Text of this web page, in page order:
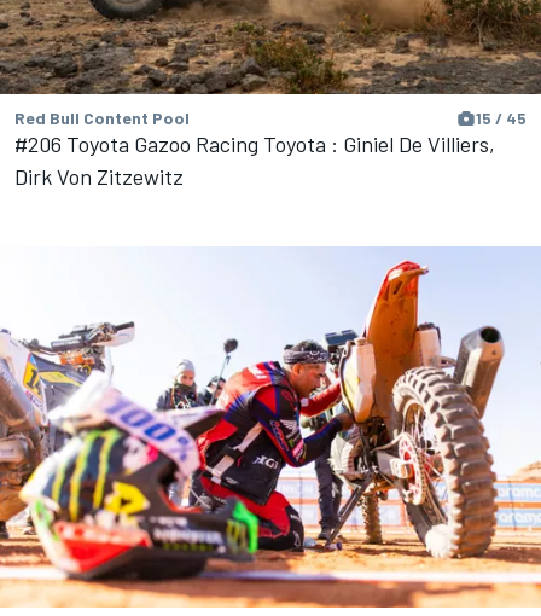
Red Bull Content Pool 15 / 45
#206 Toyota Gazoo Racing Toyota : Giniel De Villiers,
Dirk Von Zitzewitz